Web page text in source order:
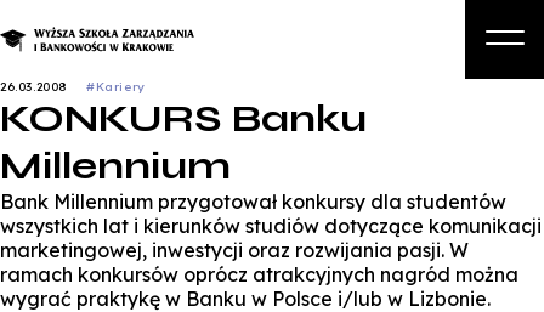
Studia podyplomowe i kursy
Kandydat
26.03.2008 #Kariery
KONKURS Banku
Millennium
Bank Millennium przygotował konkursy dla studentów
wszystkich lat i kierunków studiów dotyczące komunikacji
marketingowej, inwestycji oraz rozwijania pasji. W
ramach konkursów oprócz atrakcyjnych nagród można
wygrać praktykę w Banku w Polsce i/lub w Lizbonie.